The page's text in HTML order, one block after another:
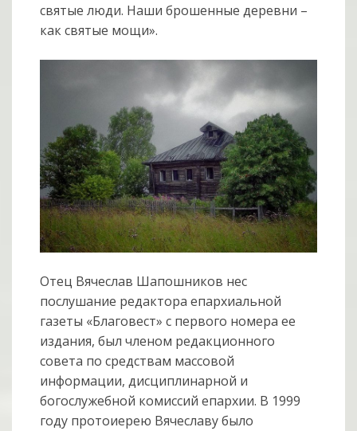
святые люди. Наши брошенные деревни –
как святые мощи».
Отец Вячеслав Шапошников нес
послушание редактора епархиальной
газеты «Благовест» с первого номера ее
издания, был членом редакционного
совета по средствам массовой
информации, дисциплинарной и
богослужебной комиссий епархии. В 1999
году протоиерею Вячеславу было